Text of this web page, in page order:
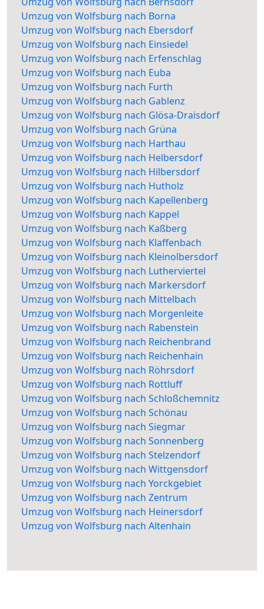
Umzug von Wolfsburg nach Borna
Umzug von Wolfsburg nach Ebersdorf
Umzug von Wolfsburg nach Einsiedel
Umzug von Wolfsburg nach Erfenschlag
Umzug von Wolfsburg nach Euba
Umzug von Wolfsburg nach Furth
Umzug von Wolfsburg nach Gablenz
Umzug von Wolfsburg nach Glösa-Draisdorf
Umzug von Wolfsburg nach Grüna
Umzug von Wolfsburg nach Harthau
Umzug von Wolfsburg nach Helbersdorf
Umzug von Wolfsburg nach Hilbersdorf
Umzug von Wolfsburg nach Hutholz
Umzug von Wolfsburg nach Kapellenberg
Umzug von Wolfsburg nach Kappel
Umzug von Wolfsburg nach Kaßberg
Umzug von Wolfsburg nach Klaffenbach
Umzug von Wolfsburg nach Kleinolbersdorf
Umzug von Wolfsburg nach Lutherviertel
Umzug von Wolfsburg nach Markersdorf
Umzug von Wolfsburg nach Mittelbach
Umzug von Wolfsburg nach Morgenleite
Umzug von Wolfsburg nach Rabenstein
Umzug von Wolfsburg nach Reichenbrand
Umzug von Wolfsburg nach Reichenhain
Umzug von Wolfsburg nach Röhrsdorf
Umzug von Wolfsburg nach Rottluff
Umzug von Wolfsburg nach Schloßchemnitz
Umzug von Wolfsburg nach Schönau
Umzug von Wolfsburg nach Siegmar
Umzug von Wolfsburg nach Sonnenberg
Umzug von Wolfsburg nach Stelzendorf
Umzug von Wolfsburg nach Wittgensdorf
Umzug von Wolfsburg nach Yorckgebiet
Umzug von Wolfsburg nach Zentrum
Umzug von Wolfsburg nach Heinersdorf
Umzug von Wolfsburg nach Altenhain